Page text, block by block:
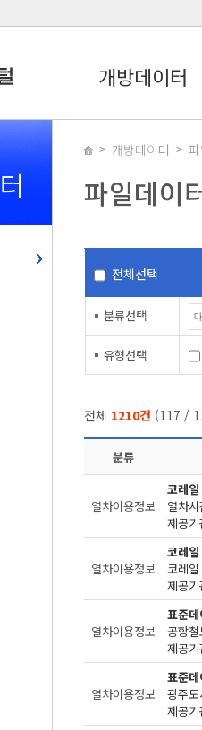
개방데이터
개방데이터
파일데이
전체선택
분류선택
유형선택
전체 1210건 (117 /
분류
열차이용정보
코레
제공
열차이용정보
코레
제공
열차이용정보
표준
공항
제공
열차이용정보
표준
광주
제공